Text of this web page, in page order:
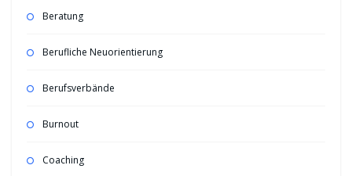
Beratung
Berufliche Neuorientierung
Berufsverbände
Burnout
Coaching